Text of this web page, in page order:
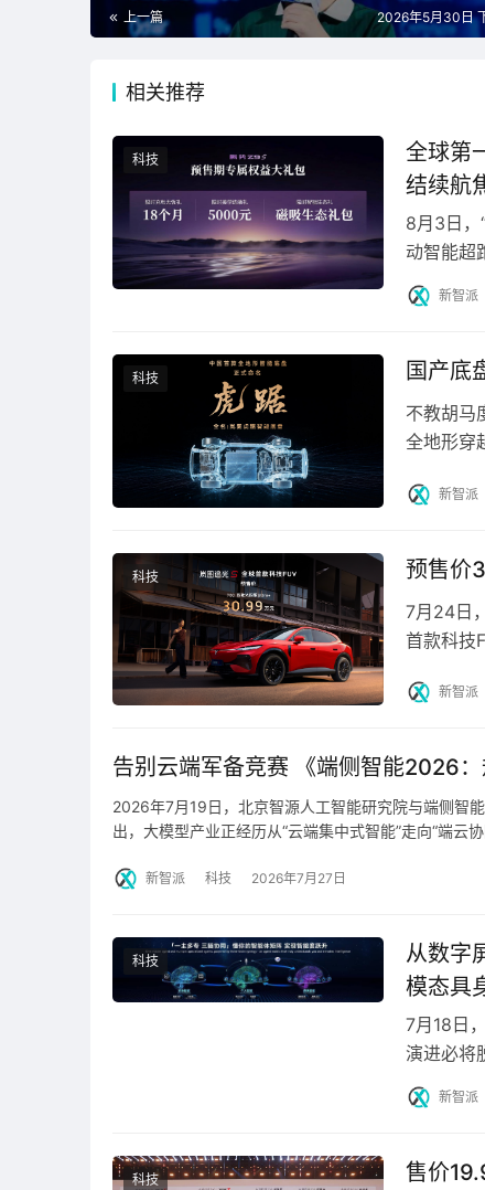
真等方向，昇腾已孵化出丰富的原生模型与
通用解决方案，以及超节点在大规模多卡并行
突破。
昇腾AI4S生态的发展，离不开每一位贡献者
贡献优秀奖”，表彰近一年来昇腾开发者在昇
上一篇 2026年5月30日
相关推荐
科技
全球第
结续航
8月3日，
动智能超
值、超
新智派
科技 国产底
不教胡马
全地形穿
新智派
科技 预售价
7月24日
首款科技
新智派
告别云端军备竞赛 《端侧智能2026
2026年7月19日，北京智源人工智能研究院与端侧智
出，大模型产业正经历从“云端集中式智能”走向“端
新智派 科技 2026年7月27日
科技
从数字
模态具
7月18日
演进必将
人生命
新智派
科技 售价